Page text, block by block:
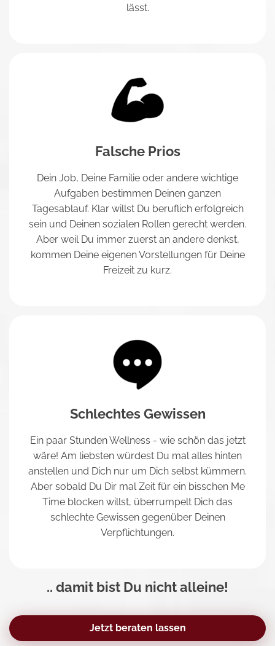
lässt.
Falsche Prios
Dein Job, Deine Familie oder andere wichtige
Aufgaben bestimmen Deinen ganzen
Tagesablauf. Klar willst Du beruflich erfolgreich
sein und Deinen sozialen Rollen gerecht werden.
Aber weil Du immer zuerst an andere denkst,
kommen Deine eigenen Vorstellungen für Deine
Freizeit zu kurz.
Schlechtes Gewissen
Ein paar Stunden Wellness - wie schön das jetzt
wäre! Am liebsten würdest Du mal alles hinten
anstellen und Dich nur um Dich selbst kümmern.
Aber sobald Du Dir mal Zeit für ein bisschen Me
Time blocken willst, überrumpelt Dich das
schlechte Gewissen gegenüber Deinen
Verpflichtungen.
.. damit bist Du nicht alleine!
Jetzt beraten lassen